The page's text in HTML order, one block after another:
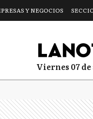
Y NEGOCIOS
viernes 07